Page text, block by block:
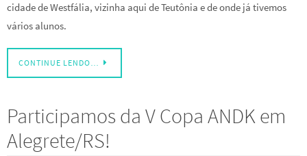
cidade de Westfália, vizinha aqui de Teutônia e de onde já tivemos
vários alunos.
CONTINUE LENDO…
Participamos da V Copa ANDK em
Alegrete/RS!